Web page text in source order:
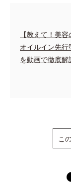
【教えて！美
オイルイン先
を動画で徹底解
こ